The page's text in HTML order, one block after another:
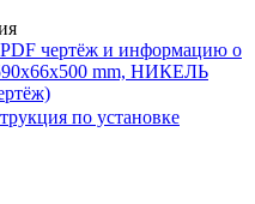
по установке